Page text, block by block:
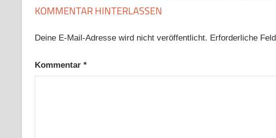
KOMMENTAR HINTERLASSEN
Deine E-Mail-Adresse wird nicht veröffentlicht. Erforderliche
Kommentar *